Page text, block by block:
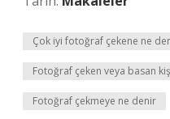
Çok iyi fotoğraf çekene ne
Fotoğraf çeken veya basan
Fotoğraf çekmeye ne denir